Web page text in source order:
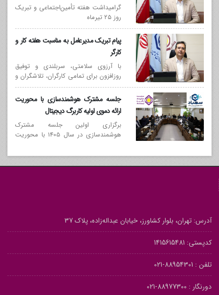
گرامیداشت هفته تأمین‌اجتماعی و تبریک
روز ۲۵ تیرماه
پیام تبریک مدیرعامل به مناسبت هفته کار و
کارگر
با آرزوی سلامتی، سربلندی و توفیق
روزافزون برای تمامی کارگران، تلاشگران و
کارکنان پرتلاش موسسه حسابرسی تأمین
اجتماعی
جلسه مشترک هوشمندسازی با محوریت
ارائه دموی اولیه کاربرگ دیجیتال
برگزاری اولین جلسه مشترک
هوشمندسازی در سال 1405 با محوریت
آدرس: تهران، بلوار کشاورز، خیابان عبداله‌زاده، پلاک 37
کدپستی: 1415615481
تلفن : 88954301-021
دورنگار : 88977300-021